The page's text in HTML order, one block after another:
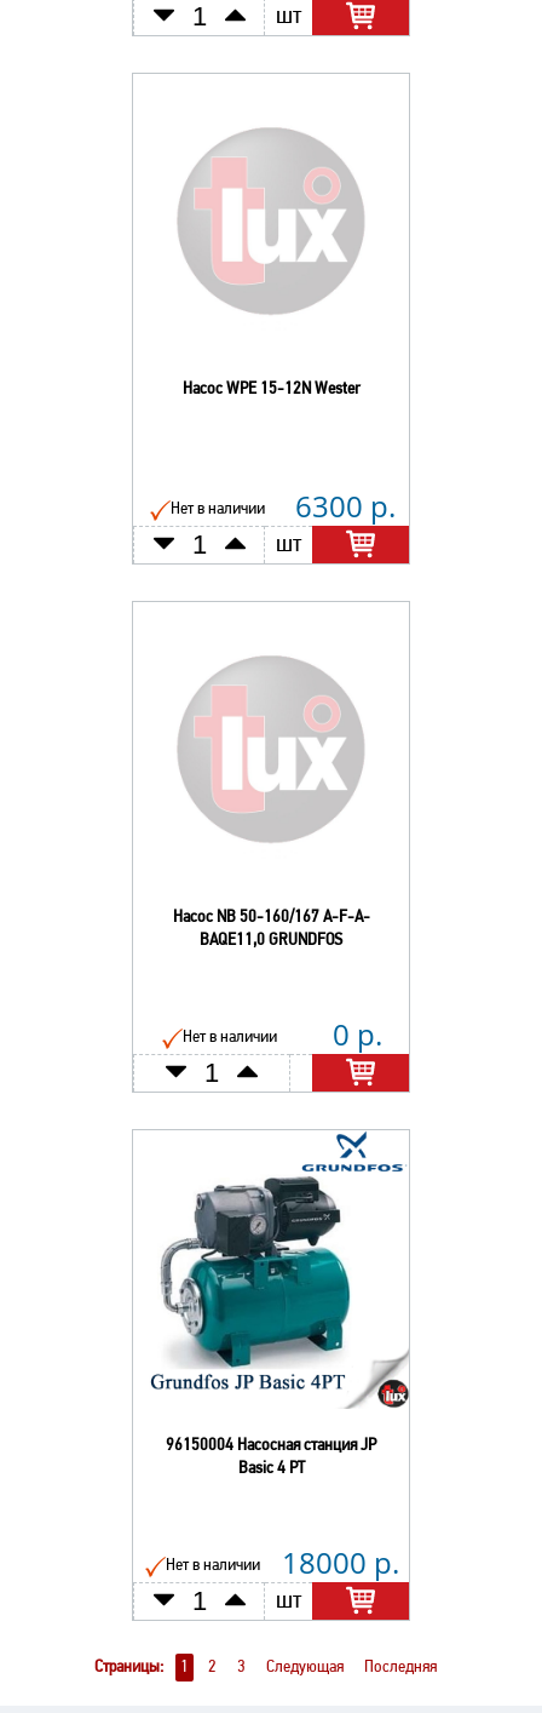
шт
Насос WPЕ 15-12N Wester
Нет в наличии 6300 р.
шт
Насос NB 50-160/167 A-F-A-
BAQE11,0 GRUNDFOS
Нет в наличии 0 р.
96150004 Насосная станция JP
Basic 4 PT
Нет в наличии 18000 р.
шт
Страницы: 1 2 3 Следующая Последняя